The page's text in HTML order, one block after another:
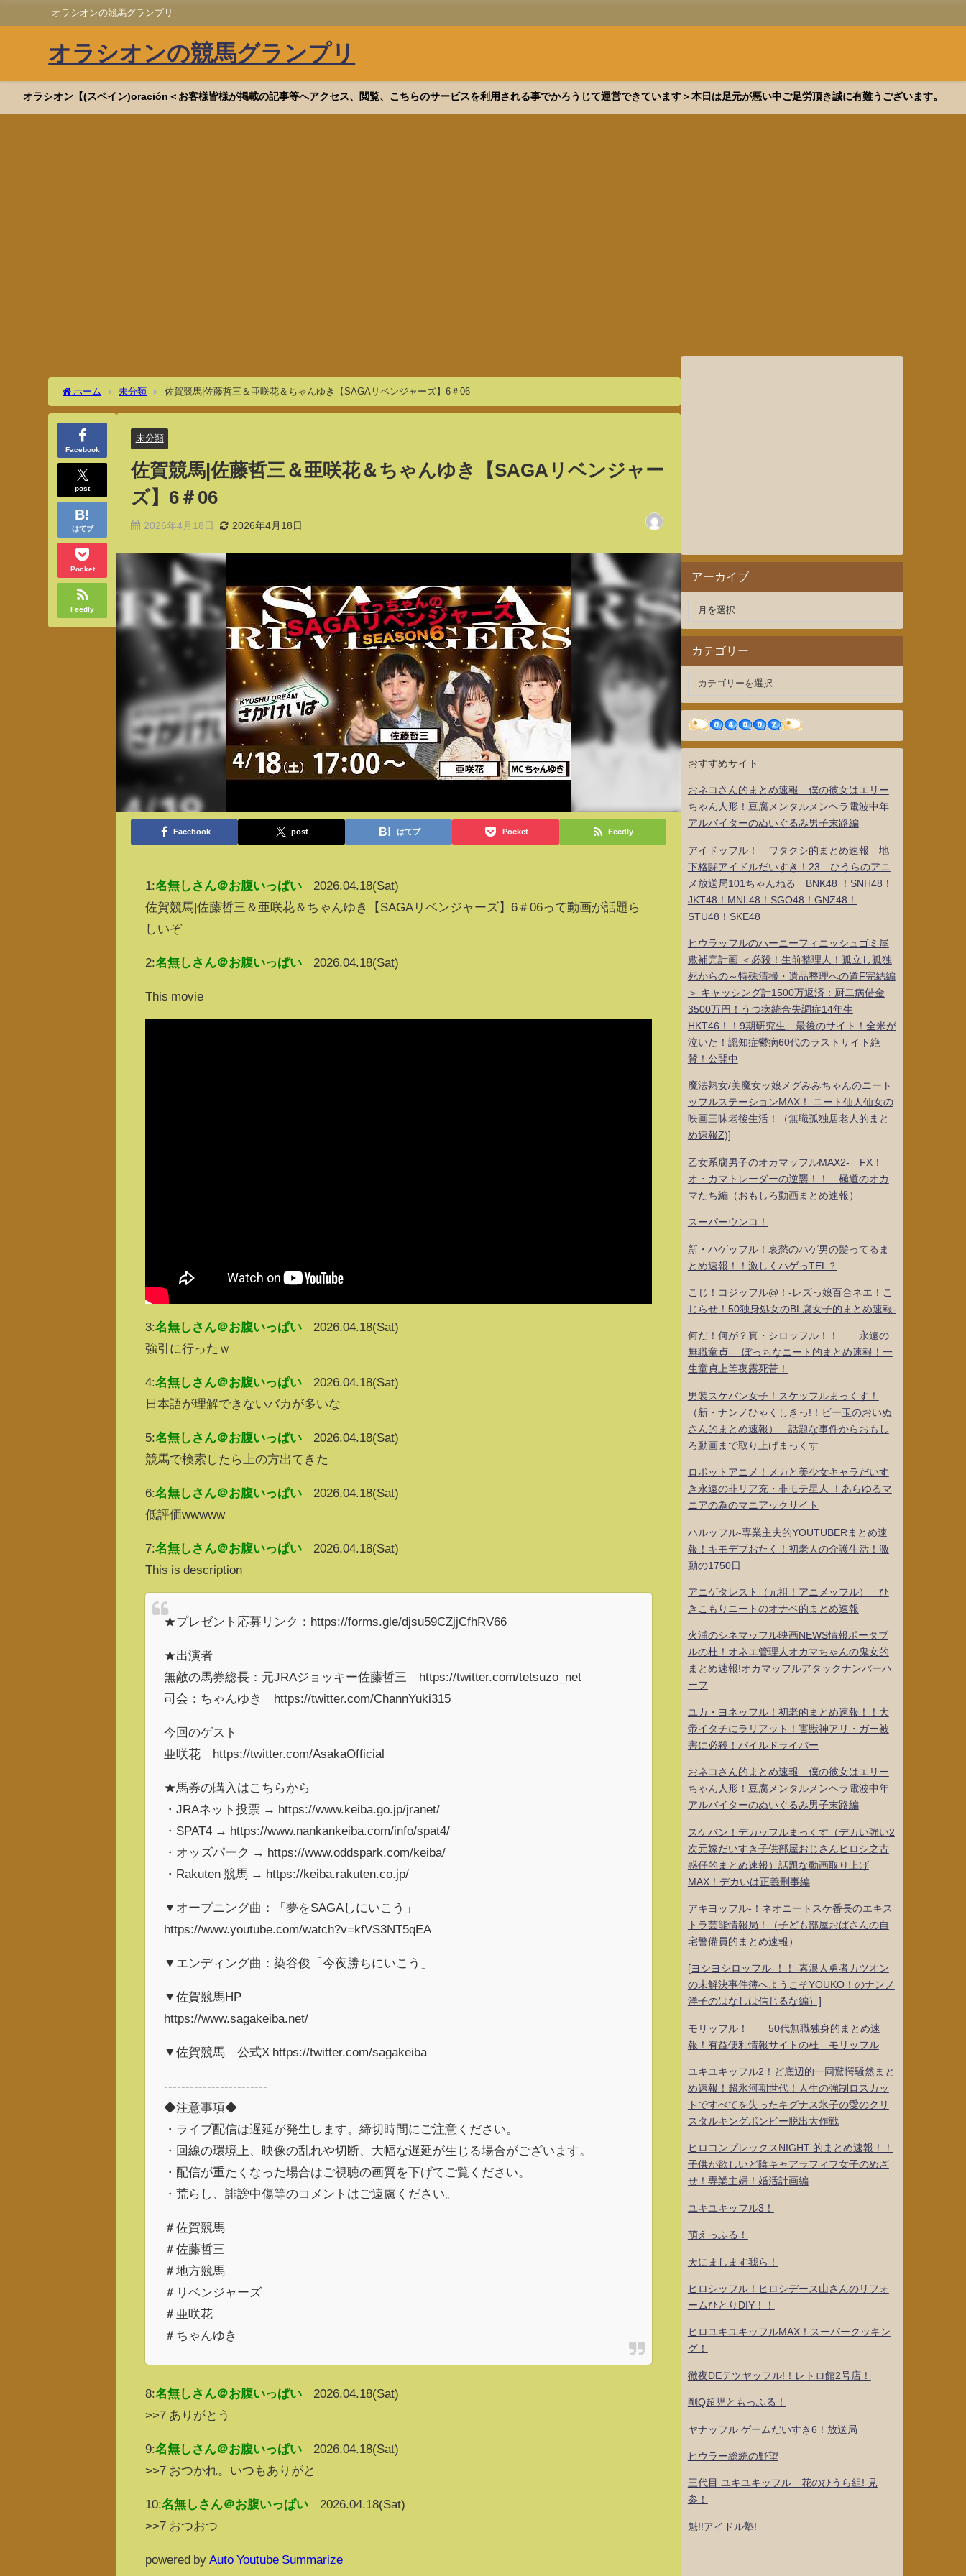
オラシオンの競馬グランプリ
オラシオンの競馬グランプリ
オラシオン【(スペイン)oración＜お客様皆様が掲載の記事等へアクセス、閲覧、こちらのサービスを利用される事でかろうじて運営できています＞本日は足元が悪い中ご足労頂き誠に有難うございます。
ホーム 未分類 佐賀競馬|佐藤哲三＆亜咲花＆ちゃんゆき【SAGAリベンジャーズ】6＃06
Facebook
post
はてブ
Pocket
Feedly
未分類
佐賀競馬|佐藤哲三＆亜咲花＆ちゃんゆき【SAGAリベンジャー
ズ】6＃06
2026年4月18日 2026年4月18日
Facebook post はてブ Pocket Feedly
1:名無しさん＠お腹いっぱい
2026.04.18(Sat)
佐賀競馬|佐藤哲三＆亜咲花＆ちゃんゆき【SAGAリベンジャーズ】6＃06って動画が話題ら
しいぞ
2:名無しさん＠お腹いっぱい 2026.04.18(Sat)
This movie
3:名無しさん＠お腹いっぱい
2026.04.18(Sat)
強引に行ったｗ
4:名無しさん＠お腹いっぱい
2026.04.18(Sat)
日本語が理解できないバカが多いな
5:名無しさん＠お腹いっぱい
2026.04.18(Sat)
競馬で検索したら上の方出てきた
6:名無しさん＠お腹いっぱい
2026.04.18(Sat)
低評価wwwww
7:名無しさん＠お腹いっぱい
2026.04.18(Sat)
This is description
★プレゼント応募リンク：https://forms.gle/djsu59CZjjCfhRV66
★出演者
無敵の馬券総長：元JRAジョッキー佐藤哲三 https://twitter.com/tetsuzo_net
司会：ちゃんゆき https://twitter.com/ChannYuki315
今回のゲスト
亜咲花 https://twitter.com/AsakaOfficial
★馬券の購入はこちらから
・JRAネット投票 → https://www.keiba.go.jp/jranet/
・SPAT4 → https://www.nankankeiba.com/info/spat4/
・オッズパーク → https://www.oddspark.com/keiba/
・Rakuten 競馬 → https://keiba.rakuten.co.jp/
▼オープニング曲：「夢をSAGAしにいこう」
https://www.youtube.com/watch?v=kfVS3NT5qEA
▼エンディング曲：染谷俊「今夜勝ちにいこう」
▼佐賀競馬HP
https://www.sagakeiba.net/
▼佐賀競馬 公式X https://twitter.com/sagakeiba
------------------------
◆注意事項◆
・ライブ配信は遅延が発生します。締切時間にご注意ください。
・回線の環境上、映像の乱れや切断、大幅な遅延が生じる場合がございます。
・配信が重たくなった場合はご視聴の画質を下げてご覧ください。
・荒らし、誹謗中傷等のコメントはご遠慮ください。
＃佐賀競馬
＃佐藤哲三
＃地方競馬
＃リベンジャーズ
＃亜咲花
＃ちゃんゆき
8:名無しさん＠お腹いっぱい
2026.04.18(Sat)
>>7 ありがとう
9:名無しさん＠お腹いっぱい
2026.04.18(Sat)
>>7 おつかれ。いつもありがと
10:名無しさん＠お腹いっぱい
2026.04.18(Sat)
>>7 おつおつ
powered by Auto Youtube Summarize
アーカイブ
カテゴリー
おすすめサイト
おネコさん的まとめ速報 僕の彼女はエリー
ちゃん人形！豆腐メンタルメンヘラ電波中年
アルバイターのぬいぐるみ男子末路編
アイドッフル！ ワタクシ的まとめ速報 地
下格闘アイドルだいすき！23 ひうらのアニ
メ放送局101ちゃんねる BNK48 ！SNH48！
JKT48！MNL48！SGO48！GNZ48！
STU48！SKE48
ヒウラッフルのハーニーフィニッシュゴミ屋
敷補完計画 ＜必殺！生前整理人！孤立し孤独
死からの～特殊清掃・遺品整理への道F完結編
＞ キャッシング計1500万返済：厨二病借金
3500万円！うつ病統合失調症14年生
HKT46！！9期研究生、最後のサイト！全米が
泣いた！認知症鬱病60代のラストサイト絶
賛！公開中
魔法熟女/美魔女ッ娘メグみみちゃんのニート
ッフルステーションMAX！ ニート仙人仙女の
映画三昧老後生活！（無職孤独居老人的まと
め速報Z)]
乙女系腐男子のオカマッフルMAX2- FX！
オ・カマトレーダーの逆襲！！ 極道のオカ
マたち編（おもしろ動画まとめ速報）
スーパーウンコ！
新・ハゲッフル！哀愁のハゲ男の髪ってるま
とめ速報！！激しくハゲっTEL？
こじ！コジッフル@！-レズっ娘百合ネエ！こ
じらせ！50独身処女のBL腐女子的まとめ速報-
何だ！何が？真・シロッフル！！ 永遠の
無職童貞- ぼっちなニート的まとめ速報！一
生童貞上等夜露死苦！
男装スケバン女子！スケッフルまっくす！
（新・ナンノひゃくしきっ!！ビー玉のおいぬ
さん的まとめ速報） 話題な事件からおもし
ろ動画まで取り上げまっくす
ロボットアニメ！メカと美少女キャラだいす
き永遠の非リア充・非モテ星人 ！あらゆるマ
ニアの為のマニアックサイト
ハルッフル-専業主夫的YOUTUBERまとめ速
報！キモデブおたく！初老人の介護生活！激
動の1750日
アニゲタレスト（元祖！アニメッフル） ひ
きこもりニートのオナベ的まとめ速報
火浦のシネマッフル映画NEWS情報ポータブ
ルの杜！オネエ管理人オカマちゃんの鬼女的
まとめ速報!オカマッフルアタックナンバーハ
ーフ
ユカ・ヨネッフル！初老的まとめ速報！！大
帝イタチにラリアット！害獣神アリ・ガー被
害に必殺！パイルドライバー
おネコさん的まとめ速報 僕の彼女はエリー
ちゃん人形！豆腐メンタルメンヘラ電波中年
アルバイターのぬいぐるみ男子末路編
スケバン！デカッフルまっくす（デカい強い2
次元嫁だいすき子供部屋おじさんヒロシ之古
惑仔的まとめ速報）話題な動画取り上げ
MAX！デカいは正義刑事編
アキヨッフル-！ネオニートスケ番長のエキス
トラ芸能情報局！（子ども部屋おばさんの自
宅警備員的まとめ速報）
[ヨシヨシロッフル-！！-素浪人勇者カツオン
の未解決事件簿へようこそYOUKO！のナンノ
洋子のはなしは信じるな編）]
モリッフル！ 50代無職独身的まとめ速
報！有益便利情報サイトの杜 モリッフル
ユキユキッフル2！ど底辺的一同驚愕騒然まと
め速報！超氷河期世代！人生の強制ロスカッ
トですべてを失ったキグナス氷子の愛のクリ
スタルキングボンビー脱出大作戦
ヒロコンプレックスNIGHT 的まとめ速報！！
子供が欲しいど陰キャアラフィフ女子のめざ
せ！専業主婦！婚活計画編
ユキユキッフル3！
萌えっふる！
天にまします我ら！
ヒロシッフル！ヒロシデース山さんのリフォ
ームひとりDIY！！
ヒロユキユキッフルMAX！スーパークッキン
グ！
徹夜DEテツヤッフル!！レトロ館2号店！
剛Q超児ともっふる！
ヤナッフル ゲームだいすき6！放送局
ヒウラー総統の野望
三代目 ユキユキッフル 花のひうら組! 見
参！
魁!!アイドル塾!